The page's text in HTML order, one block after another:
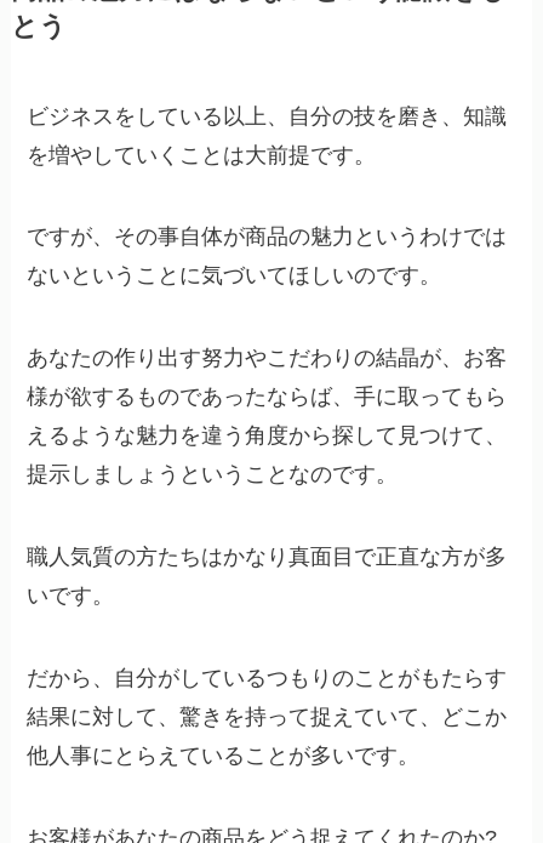
とう
ビジネスをしている以上、自分の技を磨き、知識
を増やしていくことは大前提です。
ですが、その事自体が商品の魅力というわけでは
ないということに気づいてほしいのです。
あなたの作り出す努力やこだわりの結晶が、お客
様が欲するものであったならば、手に取ってもら
えるような魅力を違う角度から探して見つけて、
提示しましょうということなのです。
職人気質の方たちはかなり真面目で正直な方が多
いです。
だから、自分がしているつもりのことがもたらす
結果に対して、驚きを持って捉えていて、どこか
他人事にとらえていることが多いです。
お客様があなたの商品をどう捉えてくれたのか?